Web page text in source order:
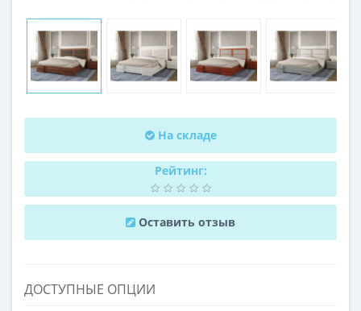
На складе
Рейтинг:
Оставить отзыв
ДОСТУПНЫЕ ОПЦИИ